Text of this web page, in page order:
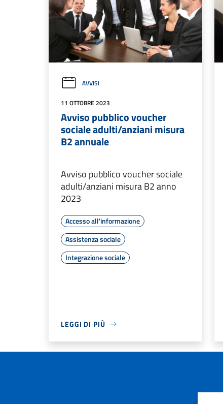
AVVISI
11 OTTOBRE 2023
Avviso pubblico voucher
sociale adulti/anziani misura
B2 annuale
Avviso pubblico voucher sociale
adulti/anziani misura B2 anno
2023
Accesso all'informazione
Assistenza sociale
Integrazione sociale
LEGGI DI PIÙ